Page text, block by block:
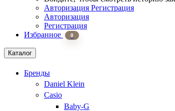
Авторизация Регистрация
Авторизация
Регистрация
Избранное
0
Каталог
Бренды
Daniel Klein
Casio
Baby-G